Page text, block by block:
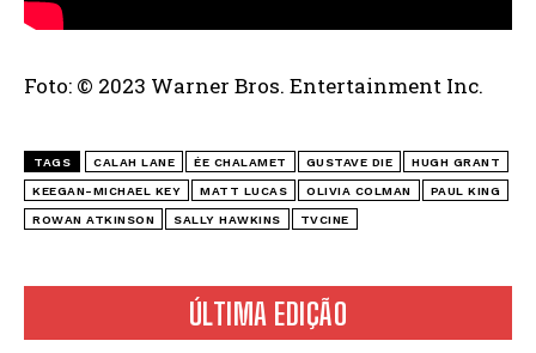
ÚLTIMA EDIÇÃO
Foto: © 2023 Warner Bros. Entertainment Inc.
TAGS CALAH LANE ÉE CHALAMET GUSTAVE DIE HUGH GRANT
KEEGAN-MICHAEL KEY MATT LUCAS OLIVIA COLMAN PAUL KING
ROWAN ATKINSON SALLY HAWKINS TVCINE